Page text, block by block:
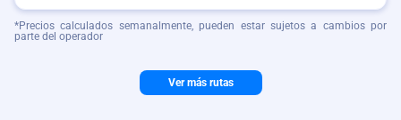
*Precios calculados semanalmente, pueden estar sujetos a cambios por
parte del operador
Ver más rutas